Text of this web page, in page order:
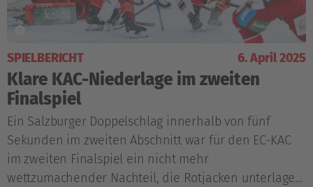
SPIELBERICHT 6. April 2025
Klare KAC-Niederlage im zweiten
Finalspiel
Ein Salzburger Doppelschlag innerhalb von fünf
Sekunden im zweiten Abschnitt war für den EC-KAC
im zweiten Finalspiel ein nicht mehr
wettzumachender Nachteil, die Rotjacken unterlagen